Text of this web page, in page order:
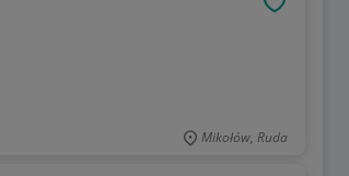
Mikołów, Ruda